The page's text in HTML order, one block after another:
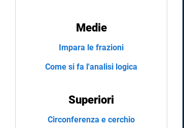
Medie
Impara le frazioni
Come si fa l'analisi logica
Superiori
Circonferenza e cerchio